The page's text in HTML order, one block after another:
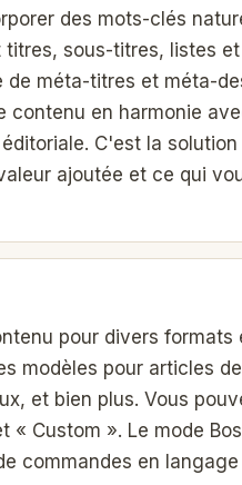
des mots-clés
sous-titres, listes
méta-titres et méta-
contenu en harmonie
C'est la
ajoutée et ce qui
pour divers formats
modèles pour articles
et bien plus. Vous
Custom ». Le mode
commandes en langage